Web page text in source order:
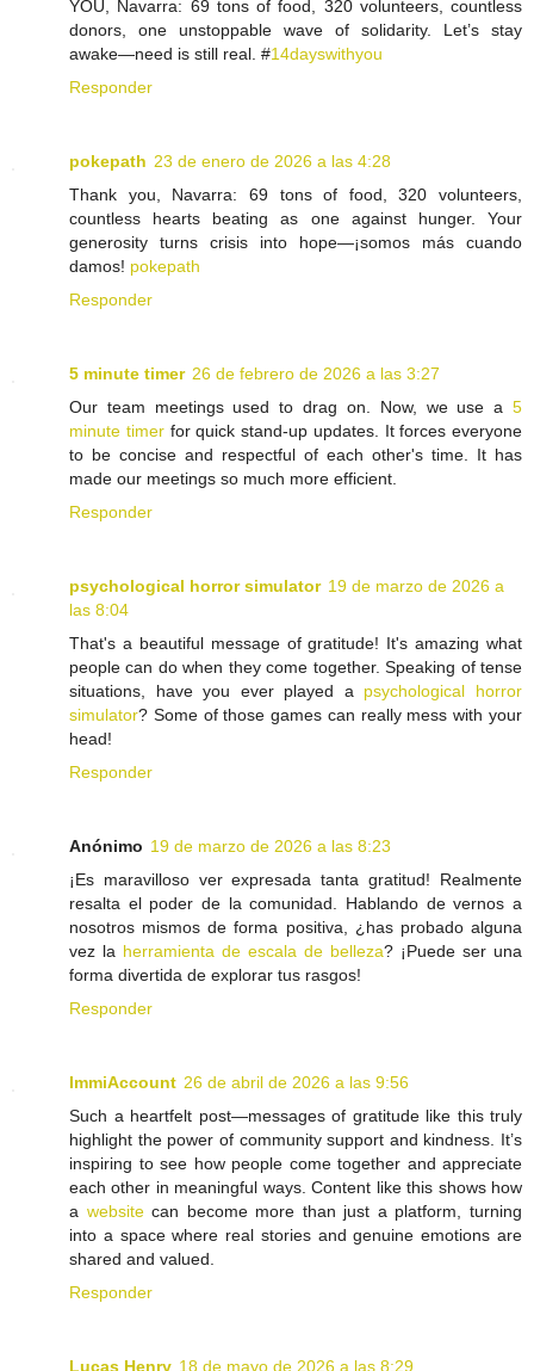
YOU, Navarra: 69 tons of food, 320 volunteers, countless
donors, one unstoppable wave of solidarity. Let’s stay
awake—need is still real. #14dayswithyou
Responder
pokepath 23 de enero de 2026 a las 4:28
Thank you, Navarra: 69 tons of food, 320 volunteers,
countless hearts beating as one against hunger. Your
generosity turns crisis into hope—¡somos más cuando
damos! pokepath
Responder
5 minute timer 26 de febrero de 2026 a las 3:27
Our team meetings used to drag on. Now, we use a 5
minute timerfor quick stand-up updates. It forces everyone
to be concise and respectful of each other's time. It has
made our meetings so much more efficient.
Responder
psychological horror simulator 19 de marzo de 2026 a
las 8:04
That's a beautiful message of gratitude! It's amazing what
people can do when they come together. Speaking of tense
situations, have you ever played a psychological horror
simulator? Some of those games can really mess with your
head!
Responder
Anónimo 19 de marzo de 2026 a las 8:23
¡Es maravilloso ver expresada tanta gratitud! Realmente
resalta el poder de la comunidad. Hablando de vernos a
nosotros mismos de forma positiva, ¿has probado alguna
vez la herramienta de escala de belleza? ¡Puede ser una
forma divertida de explorar tus rasgos!
Responder
ImmiAccount 26 de abril de 2026 a las 9:56
Such a heartfelt post—messages of gratitude like this truly
highlight the power of community support and kindness. It’s
inspiring to see how people come together and appreciate
each other in meaningful ways. Content like this shows how
a websitecan become more than just a platform, turning
into a space where real stories and genuine emotions are
shared and valued.
Responder
Lucas Henry 18 de mayo de 2026 a las 8:29